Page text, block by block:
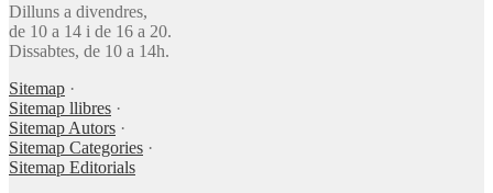
Dilluns a divendres,
de 10 a 14 i de 16 a 20.
Dissabtes, de 10 a 14h.
Sitemap ·
Sitemap llibres ·
Sitemap Autors ·
Sitemap Categories ·
Sitemap Editorials